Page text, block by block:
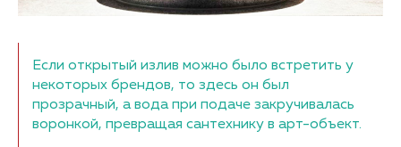
Если открытый излив можно было встретить у
некоторых брендов, то здесь он был
прозрачный, а вода при подаче закручивалась
воронкой, превращая сантехнику в арт-объект.